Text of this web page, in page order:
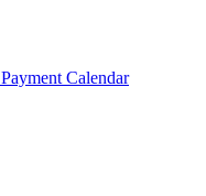
Payment Calendar